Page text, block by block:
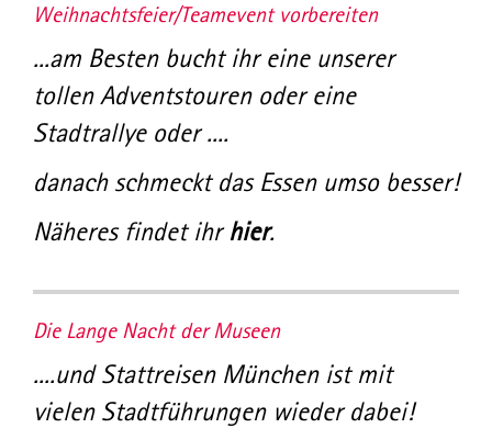
Weihnachtsfeier/Teamevent vorbereiten
...am Besten bucht ihr eine unserer
tollen Adventstouren oder eine
Stadtrallye oder ....
danach schmeckt das Essen umso besser!
Näheres findet ihrhier.
Die Lange Nacht der Museen
....und Stattreisen München ist mit
vielen Stadtführungen wieder dabei!